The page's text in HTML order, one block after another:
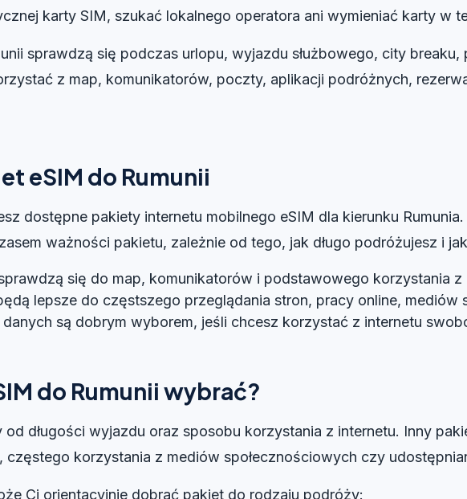
karty SIM, szukać lokalnego operatora ani wymieniać karty w
sprawdzą się podczas urlopu, wyjazdu służbowego, city
z map, komunikatorów, poczty, aplikacji podróżnych,
eSIM do Rumunii
dostępne pakiety internetu mobilnego eSIM dla kierunku
ważności pakietu, zależnie od tego, jak długo podróżujesz i
się do map, komunikatorów i podstawowego korzystania z
lepsze do częstszego przeglądania stron, pracy online, mediów
są dobrym wyborem, jeśli chcesz korzystać z internetu
do Rumunii wybrać?
długości wyjazdu oraz sposobu korzystania z internetu. Inny
częstego korzystania z mediów społecznościowych czy
Ci orientacyjnie dobrać pakiet do rodzaju podróży: